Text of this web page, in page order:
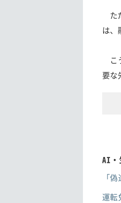
た
は、
こ
要な
AI・
「
運転